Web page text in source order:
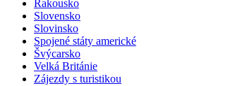
Rakousko
Slovensko
Slovinsko
Spojené státy americké
Švýcarsko
Velká Británie
Zájezdy s turistikou